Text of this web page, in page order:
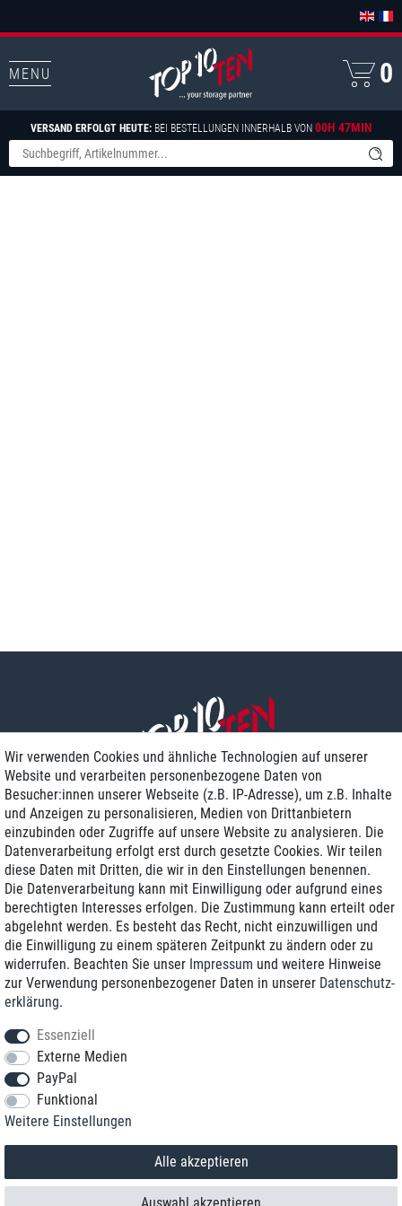
MENU
VERSAND ERFOLGT HEUTE:BEI BESTELLUNGEN INNERHALB VON 00H 47MIN
0
Zustellung am nächsten Werktag
Günstiger Versand
Generalüberholt mit Garantie
+49 8989 96160*
*Sie erreichen uns zum Ortstarif von Montag bis Freitag von 9 Uhr - 18 Uhr.
© 2018 TOP TEN Computervertrieb GmbH
Wir verwenden Cookies und ähnliche Technologien auf unserer
Website und verarbeiten personenbezogene Daten von
Besucher:innen unserer Webseite (z.B. IP-Adresse), um z.B. Inhalte
und Anzeigen zu personalisieren, Medien von Drittanbietern
einzubinden oder Zugriffe auf unsere Website zu analysieren. Die
Datenverarbeitung erfolgt erst durch gesetzte Cookies. Wir teilen
diese Daten mit Dritten, die wir in den Einstellungen benennen.
Die Datenverarbeitung kann mit Einwilligung oder aufgrund eines
berechtigten Interesses erfolgen. Die Zustimmung kann erteilt oder
abgelehnt werden. Es besteht das Recht, nicht einzuwilligen und
die Einwilligung zu einem späteren Zeitpunkt zu ändern oder zu
widerrufen. Beachten Sie unser Impressum und weitere Hinweise
zur Verwendung personenbezogener Daten in unserer Daten­schutz­
erklärung.
Essenziell
Externe Medien
PayPal
Funktional
Weitere Einstellungen
Alle akzeptieren